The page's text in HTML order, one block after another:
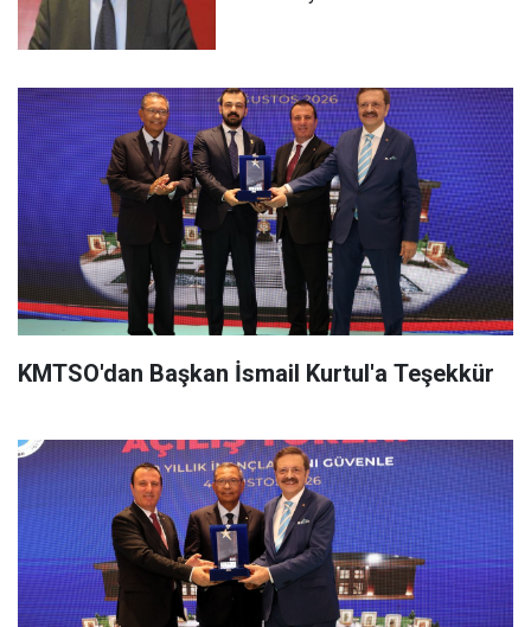
KMTSO'dan Başkan İsmail Kurtul'a Teşekkür